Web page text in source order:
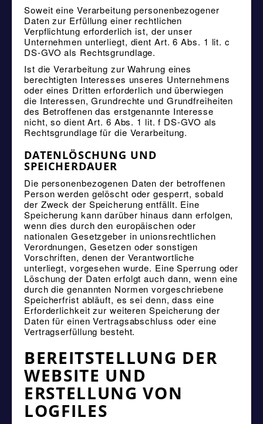
Soweit eine Verarbeitung personenbezogener
Daten zur Erfüllung einer rechtlichen
Verpflichtung erforderlich ist, der unser
Unternehmen unterliegt, dient Art. 6 Abs. 1 lit. c
DS-GVO als Rechtsgrundlage.
Ist die Verarbeitung zur Wahrung eines
berechtigten Interesses unseres Unternehmens
oder eines Dritten erforderlich und überwiegen
die Interessen, Grundrechte und Grundfreiheiten
des Betroffenen das erstgenannte Interesse
nicht, so dient Art. 6 Abs. 1 lit. f DS-GVO als
Rechtsgrundlage für die Verarbeitung.
DATENLÖSCHUNG UND
SPEICHERDAUER
Die personenbezogenen Daten der betroffenen
Person werden gelöscht oder gesperrt, sobald
der Zweck der Speicherung entfällt. Eine
Speicherung kann darüber hinaus dann erfolgen,
wenn dies durch den europäischen oder
nationalen Gesetzgeber in unionsrechtlichen
Verordnungen, Gesetzen oder sonstigen
Vorschriften, denen der Verantwortliche
unterliegt, vorgesehen wurde. Eine Sperrung oder
Löschung der Daten erfolgt auch dann, wenn eine
durch die genannten Normen vorgeschriebene
Speicherfrist abläuft, es sei denn, dass eine
Erforderlichkeit zur weiteren Speicherung der
Daten für einen Vertragsabschluss oder eine
Vertragserfüllung besteht.
BEREITSTELLUNG DER
WEBSITE UND
ERSTELLUNG VON
LOGFILES